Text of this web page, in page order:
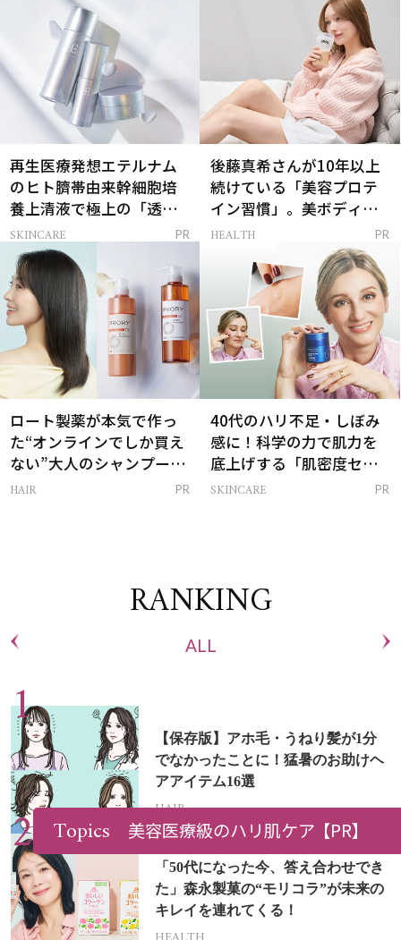
再生医療発想エテルナム
のヒト臍帯由来幹細胞培
養上清液で極上の「透明
感ハリ肌」へ
SKINCARE PR
後藤真希さんが10年以上
続けている「美容プロテ
イン習慣」。美ボディを
支える朝ルーティンと
HEALTH PR
ロート製薬が本気で作っ
た“オンラインでしか買え
ない”大人のシャンプー＆
トリートメントって？
HAIR PR
40代のハリ不足・しぼみ
感に！科学の力で肌力を
底上げする「肌密度セラ
ム」
SKINCARE PR
RANKING
ALL
【保存版】アホ毛・うねり髪が1分
でなかったことに！猛暑のお助けヘ
アアイテム16選
HAIR
「50代になった今、答え合わせでき
た」森永製菓の“モリコラ”が未来の
キレイを連れてくる！
Topics 美容医療級のハリ肌ケア【PR】